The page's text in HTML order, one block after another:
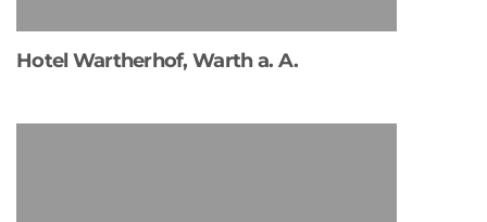
Hotel Wartherhof, Warth a. A.